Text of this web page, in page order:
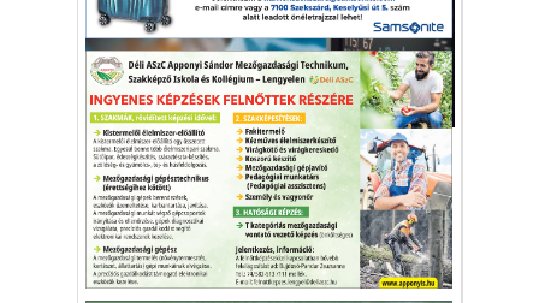
Egészség-életmód
Mi lesz a várólistákkal?
Komoly várólisták alakultak ki
Magyarországon a koronavírus miatt.
kórház várólista járvány